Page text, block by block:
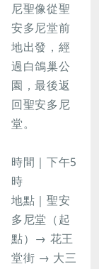
尼聖像從聖
安多尼堂前
地出發，經
過白鴿巢公
園，最後返
回聖安多尼
堂。
時間｜下午5
時
地點｜聖安
多尼堂（起
點）→ 花王
堂街 → 大三